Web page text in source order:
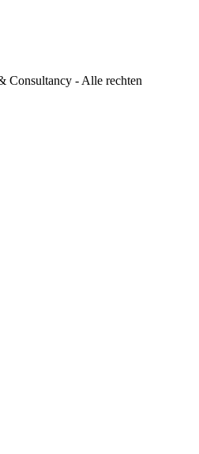
Consultancy - Alle rechten